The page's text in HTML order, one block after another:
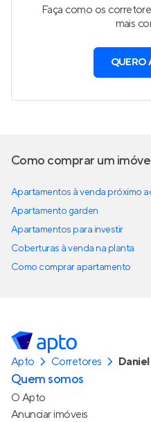
Faça como os
mais
QUERO
Como comprar um
Apartamentos à venda próximo
Apartamento garden
Apartamentos para investir
Coberturas à venda na planta
Como comprar apartamento
Apto Corretores
Quem somos
O Apto
Anunciar imóveis